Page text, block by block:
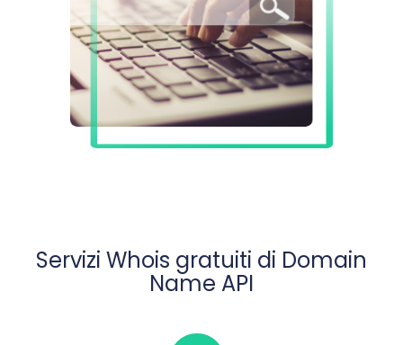
Servizi Whois gratuiti di Domain
Name API